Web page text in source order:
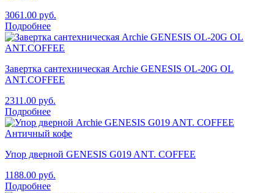
3061.00 руб.
Подробнее
Завертка сантехническая Archie GENESIS OL-20G OL
ANT.COFFEE
2311.00 руб.
Подробнее
Упор дверной GENESIS G019 ANT. COFFEE
1188.00 руб.
Подробнее